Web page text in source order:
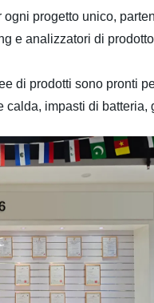
progetto unico,
e analizzatori di
di prodotti sono pronti
impasti di batteria,